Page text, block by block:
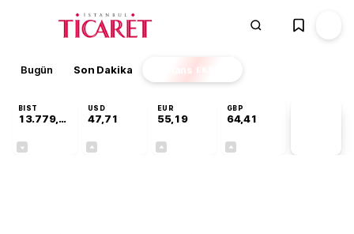
Bugün Son Dakika Finans EKSTRA
BIST
13.779,39
USD
47,71
EUR
55,19
GBP
64,41